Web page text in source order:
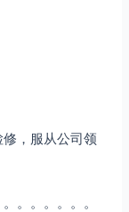
，服从公司领
。。。。。。